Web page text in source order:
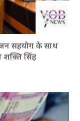
सहयोग के साथ
शक्ति सिंह